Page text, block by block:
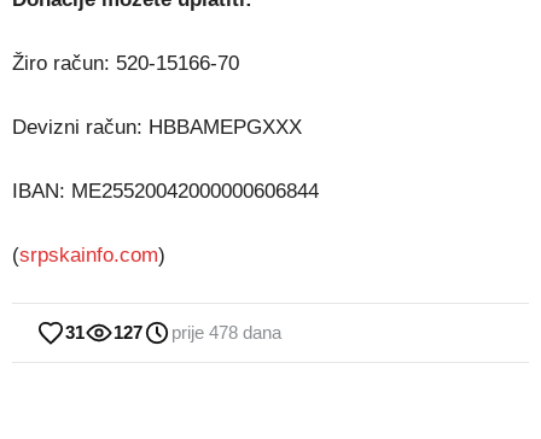
Žiro račun: 520-15166-70
Devizni račun: HBBAMEPGXXX
IBAN: ME25520042000000606844
(srpskainfo.com)
31 127 prije 478 dana